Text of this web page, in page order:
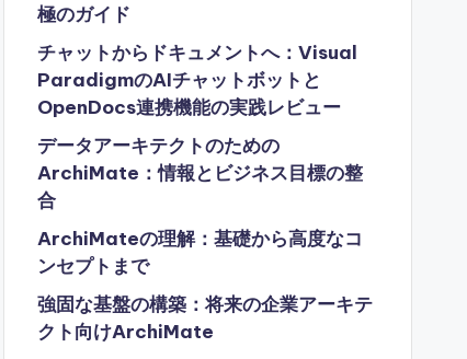
極のガイド
チャットからドキュメントへ：Visual
ParadigmのAIチャットボットと
OpenDocs連携機能の実践レビュー
データアーキテクトのための
ArchiMate：情報とビジネス目標の整
合
ArchiMateの理解：基礎から高度なコ
ンセプトまで
強固な基盤の構築：将来の企業アーキテ
クト向けArchiMate